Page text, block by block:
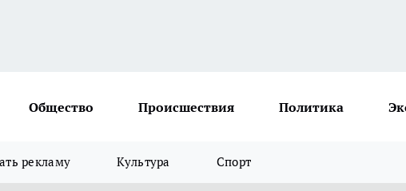
Общество Происшествия Политика
рекламу Культура Спорт